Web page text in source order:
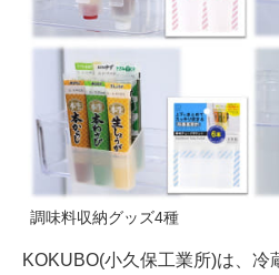
調味料収納グッズ4種
KOKUBO(小久保工業所)は、冷